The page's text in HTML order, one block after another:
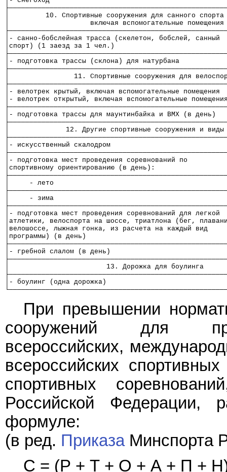
│         10. Спортивные сооружения для санного
│                    включая вспомогательные
│- санно-бобслейная трасса (скелетон, бобслей,
│спорт) (1 заезд за 1 чел.)
│- подготовка трассы (склона) для натурбана
│                11. Спортивные сооружения для
│- велотрек крытый, включая вспомогательные
│- велотрек открытый, включая вспомогательные
│- подготовка трассы для маунтинбайка и ВМХ (в
│              12. Другие спортивные сооружения и
│- искусственный скалодром
│- подготовка мест проведения соревнований
│спортивному ориентированию (в день):
│     - лето
│     - зима
│- подготовка мест проведения соревнований для
│атлетики, велоспорта на шоссе, триатлона (бег,
│велошоссе, лыжная гонка, из расчета на каждый
│программы) (в день)
│- гребной слалом (в день)
│                        13. Дорожка для
│- боулинг (одна дорожка)
При превышении
сооружений для
всероссийских,
всероссийских
спортивных
Российской Федерации,
формуле:
(в ред. ПриказаМинспорта
С = (Р + Т + О + А + П +